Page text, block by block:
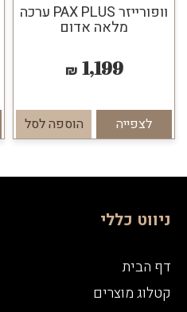
וופורייזר PAX PLUS ערכה
מלאה אדום
1,199
₪
לצפייה הוספה לסל
ניווט כללי
דף הבית
קטלוג מוצרים